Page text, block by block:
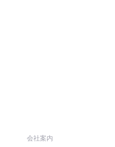
会社案内